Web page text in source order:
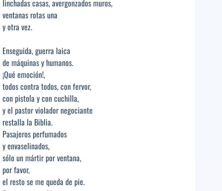
linchadas casas, avergonzados muros,
ventanas rotas una
y otra vez.
Enseguida, guerra laica
de máquinas y humanos.
¡Qué emoción!,
todos contra todos, con fervor,
con pistola y con cuchilla,
y el pastor violador negociante
restalla la Biblia.
Pasajeros perfumados
y envaselinados,
sólo un mártir por ventana,
por favor,
el resto se me queda de pie.